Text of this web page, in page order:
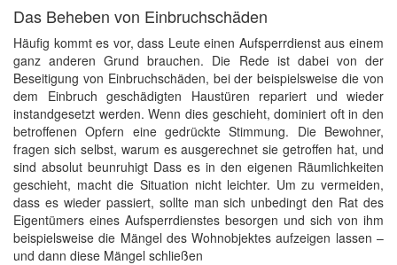
Das Beheben von Einbruchschäden
Häufig kommt es vor, dass Leute einen Aufsperrdienst aus einem
ganz anderen Grund brauchen. Die Rede ist dabei von der
Beseitigung von Einbruchschäden, bei der beispielsweise die von
dem Einbruch geschädigten Haustüren repariert und wieder
instandgesetzt werden. Wenn dies geschieht, dominiert oft in den
betroffenen Opfern eine gedrückte Stimmung. Die Bewohner,
fragen sich selbst, warum es ausgerechnet sie getroffen hat, und
sind absolut beunruhigt Dass es in den eigenen Räumlichkeiten
geschieht, macht die Situation nicht leichter. Um zu vermeiden,
dass es wieder passiert, sollte man sich unbedingt den Rat des
Eigentümers eines Aufsperrdienstes besorgen und sich von ihm
beispielsweise die Mängel des Wohnobjektes aufzeigen lassen –
und dann diese Mängel schließen